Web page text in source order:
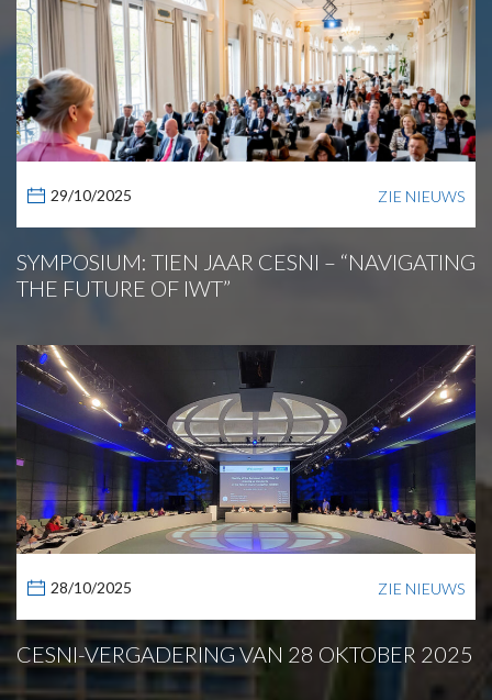
29/10/2025 ZIE NIEUWS
SYMPOSIUM: TIEN JAAR CESNI – “NAVIGATING
THE FUTURE OF IWT”
28/10/2025 ZIE NIEUWS
CESNI-VERGADERING VAN 28 OKTOBER 2025